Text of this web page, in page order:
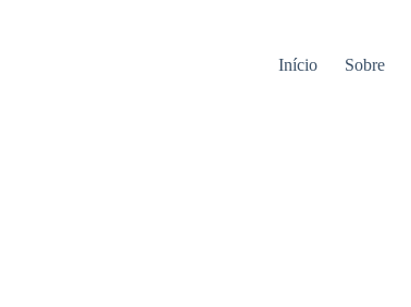
Início Sobre